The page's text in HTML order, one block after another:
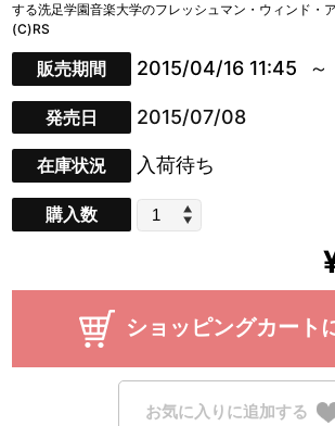
する洗足学園音楽大学のフレッシュマン・ウィンド・
(C)RS
販売期間 2015/04/16 11:45
発売日 2015/07/08
在庫状況 入荷待ち
購入数
ショッピングカート
お気に入りに追加する